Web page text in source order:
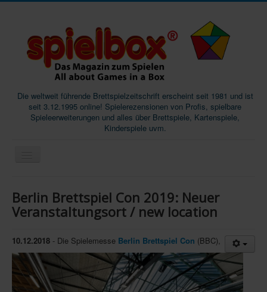
Die weltweit führende Brettspielzeitschrift erscheint seit 1981 und ist
seit 3.12.1995 online! Spielerezensionen von Profis, spielbare
Spieleerweiterungen und alles über Brettspiele, Kartenspiele,
Kinderspiele uvm.
Magazine
Podcast
SpieleMag
Infos
Berlin Brettspiel Con 2019: Neuer
Veranstaltungsort / new location
10.12.2018 - Die Spielemesse Berlin Brettspiel Con (BBC),